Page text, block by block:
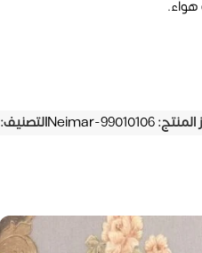
هواء.
المنتج:Neimar-99010106التصنيف: